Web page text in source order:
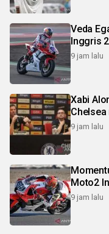
Veda
Inggris
9 jam lalu
Xabi
Chelsea
9 jam lalu
Moto2
9 jam lalu